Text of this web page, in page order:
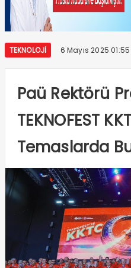
TEKNOLOJI 6 Mayıs 2025 01:55
Paü Rektörü
TEKNOFEST
Temaslarda